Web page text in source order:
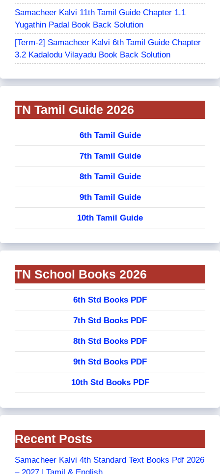
Samacheer Kalvi 11th Tamil Guide Chapter 1.1
Yugathin Padal Book Back Solution
[Term-2] Samacheer Kalvi 6th Tamil Guide Chapter
3.2 Kadalodu Vilayadu Book Back Solution
TN Tamil Guide 2026
6th Tamil Guide
7th Tamil Guide
8th Tamil Guide
9th Tamil Guide
10th Tamil Guide
TN School Books 2026
6th Std Books PDF
7th Std Books PDF
8th Std Books PDF
9th Std Books PDF
10th Std Books PDF
Recent Posts
Samacheer Kalvi 4th Standard Text Books Pdf 2026